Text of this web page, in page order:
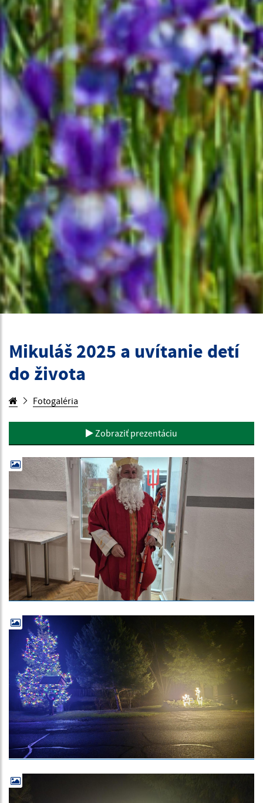
Mikuláš 2025 a uvítanie detí
do života
Fotogaléria
Zobraziť prezentáciu